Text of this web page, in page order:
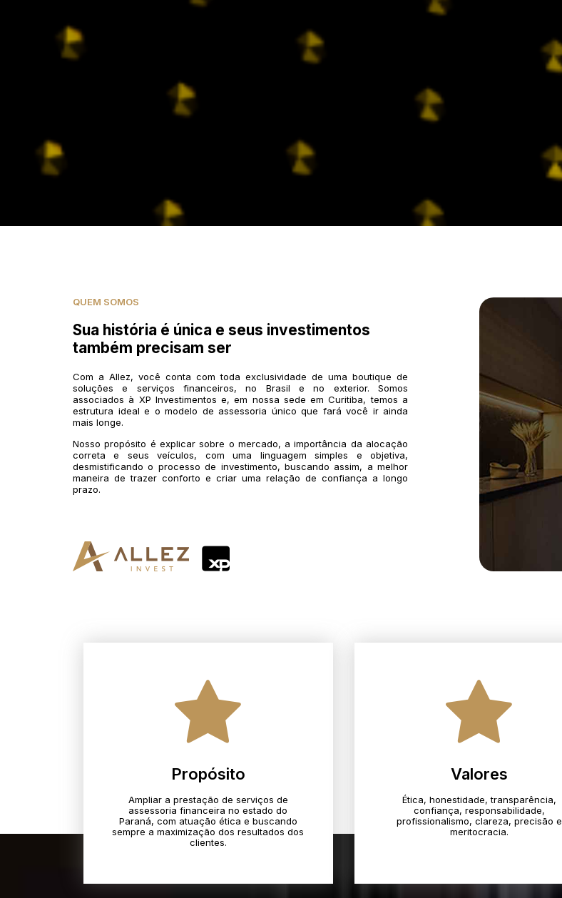
QUEM SOMOS
Sua história é única e seus investimentos
também precisam ser
Com a Allez, você conta com toda exclusividade de uma boutique de
soluções e serviços financeiros, no Brasil e no exterior. Somos
associados à XP Investimentos e, em nossa sede em Curitiba, temos a
estrutura ideal e o modelo de assessoria único que fará você ir ainda
mais longe.
Nosso propósito é explicar sobre o mercado, a importância da alocação
correta e seus veículos, com uma linguagem simples e objetiva,
desmistificando o processo de investimento, buscando assim, a melhor
maneira de trazer conforto e criar uma relação de confiança a longo
prazo.
Propósito
Ampliar a prestação de serviços de
assessoria financeira no estado do
Paraná, com atuação ética e buscando
sempre a maximização dos resultados dos
clientes.
Valores
Ética, honestidade, transparência,
confiança, responsabilidade,
profissionalismo, clareza, precisão e
meritocracia.​